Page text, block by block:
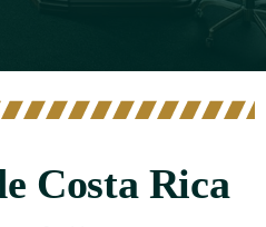
Costa Rica